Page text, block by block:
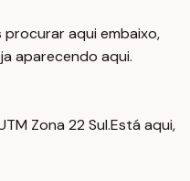
procurar aqui embaixo,
aparecendo aqui.
Zona 22 Sul.Está aqui,